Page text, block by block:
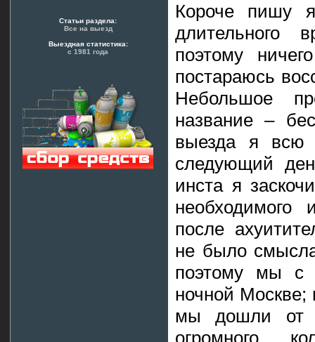
Статьи раздела:
Все на выезд
Выездная статистика:
с 1981 года
Короче пишу
длительного
поэтому
постараюсь
Небольшое
название –
выезда я всю
следующий
инста я
после
не было
поэтому мы с
ночной Москве;
мы дошли от
огромного